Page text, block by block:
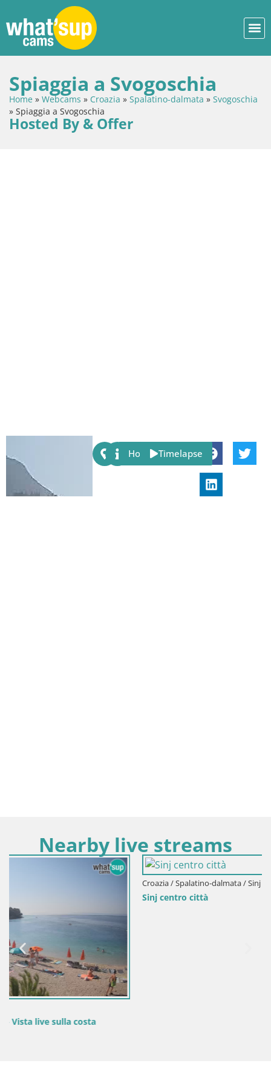
Spiaggia a Svogoschia
Home » Webcams » Croazia » Spalatino-dalmata » Svogoschia
» Spiaggia a Svogoschia
Hosted By & Offer
Share:
Host Timelapse
Nearby live streams
Croazia / Spalatino-dalmata / Sinj